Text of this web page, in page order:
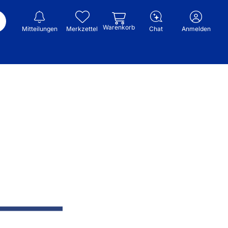
Mitteilungen Merkzettel Warenkorb Chat Anmelden